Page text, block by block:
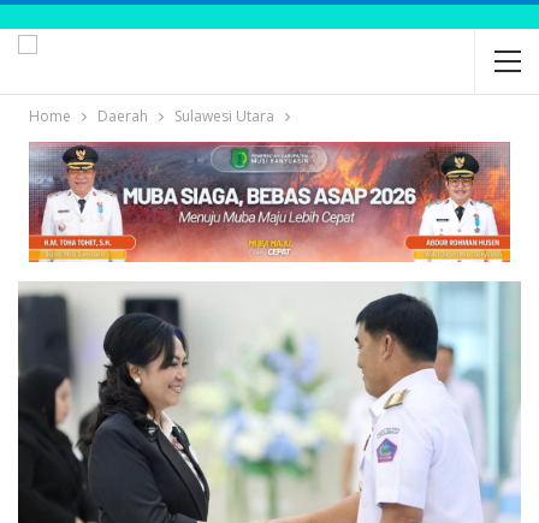
Home Daerah Sulawesi Utara